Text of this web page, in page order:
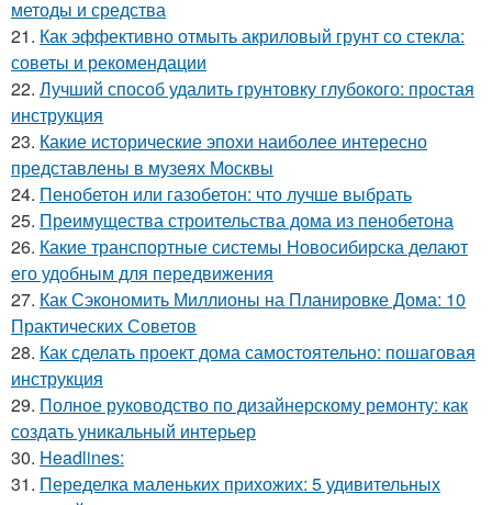
методы и средства
21. Как эффективно отмыть акриловый грунт со стекла:
советы и рекомендации
22. Лучший способ удалить грунтовку глубокого: простая
инструкция
23. Какие исторические эпохи наиболее интересно
представлены в музеях Москвы
24. Пенобетон или газобетон: что лучше выбрать
25. Преимущества строительства дома из пенобетона
26. Какие транспортные системы Новосибирска делают
его удобным для передвижения
27. Как Сэкономить Миллионы на Планировке Дома: 10
Практических Советов
28. Как сделать проект дома самостоятельно: пошаговая
инструкция
29. Полное руководство по дизайнерскому ремонту: как
создать уникальный интерьер
30. Headlines:
31. Переделка маленьких прихожих: 5 удивительных